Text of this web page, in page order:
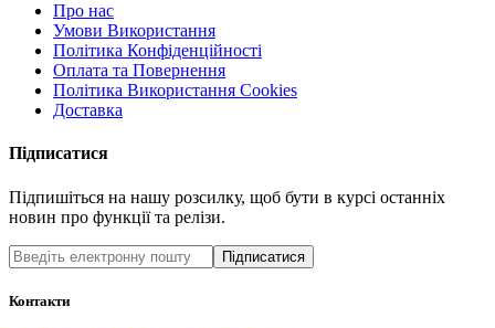
Про нас
Умови Використання
Політика Конфіденційності
Оплата та Повернення
Політика Використання Cookies
Доставка
Підписатися
Підпишіться на нашу розсилку, щоб бути в курсі останніх
новин про функції та релізи.
Підписатися
Контакти